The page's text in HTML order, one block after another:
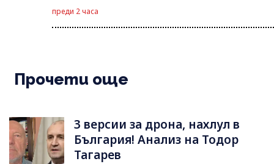
преди 2 часа
Прочети още
3 версии за дрона, нахлул в
България! Анализ на Тодор
Тагарев